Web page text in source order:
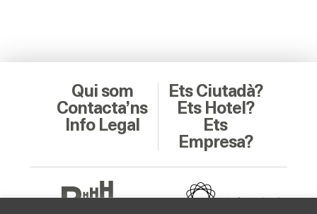
Qui som
Contacta’ns
Info Legal
Ets Ciutadà?
Ets Hotel?
Ets
Empresa?